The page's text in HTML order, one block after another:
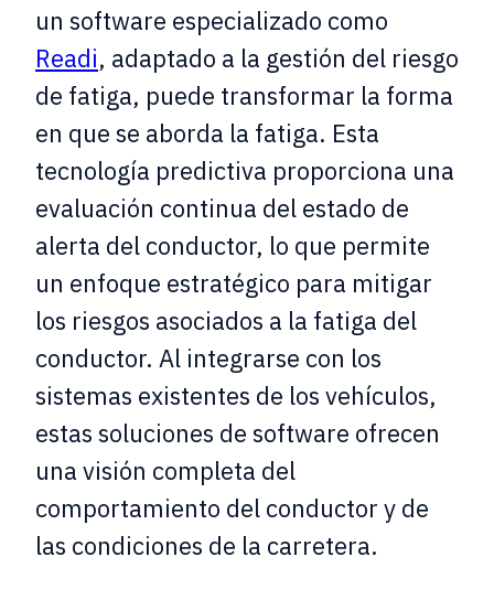
un software especializado como
Readi, adaptado a la gestión del riesgo
de fatiga, puede transformar la forma
en que se aborda la fatiga. Esta
tecnología predictiva proporciona una
evaluación continua del estado de
alerta del conductor, lo que permite
un enfoque estratégico para mitigar
los riesgos asociados a la fatiga del
conductor. Al integrarse con los
sistemas existentes de los vehículos,
estas soluciones de software ofrecen
una visión completa del
comportamiento del conductor y de
las condiciones de la carretera.